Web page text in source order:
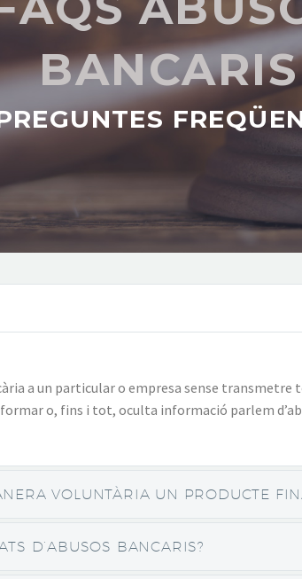
BANCARIS
a un particular o empresa sense
o, fins i tot, oculta informació parlem
VOLUNTÀRIA UN PRODUCTE
D’ABUSOS BANCARIS?